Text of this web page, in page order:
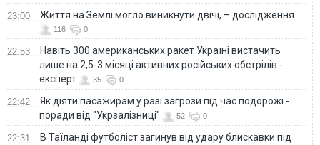
23:00 Життя на Землі могло виникнути двічі, – дослідження
116 0
22:53
Навіть 300 американських ракет Україні вистачить
лише на 2,5-3 місяці активних російських обстрілів -
експерт
35 0
22:42
Як діяти пасажирам у разі загрози під час подорожі -
поради від "Укрзалізниці"
52 0
22:31
В Таїланді футболіст загинув від удару блискавки під